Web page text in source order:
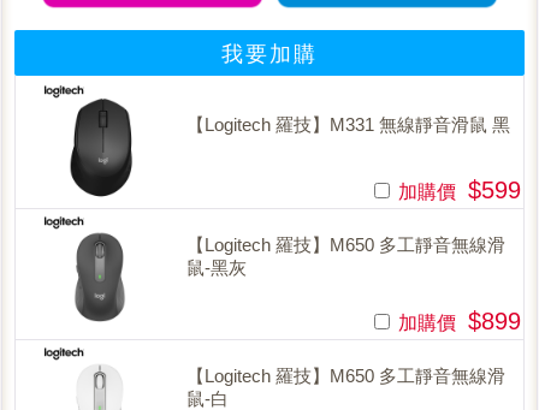
我要加購
【Logitech 羅技】M331 無線靜音滑鼠 黑
加購價 $599
【Logitech 羅技】M650 多工靜音無線滑
鼠-黑灰
加購價 $899
【Logitech 羅技】M650 多工靜音無線滑
鼠-白